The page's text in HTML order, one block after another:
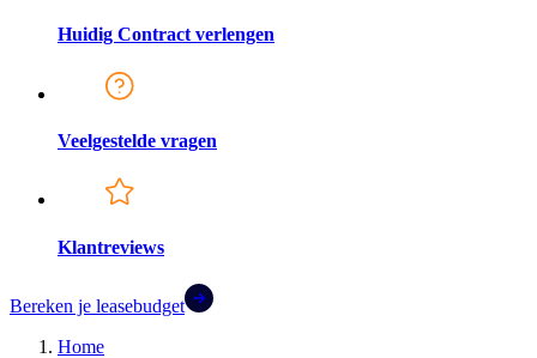
Huidig Contract verlengen
Veelgestelde vragen
Klantreviews
Bereken je leasebudget
Home